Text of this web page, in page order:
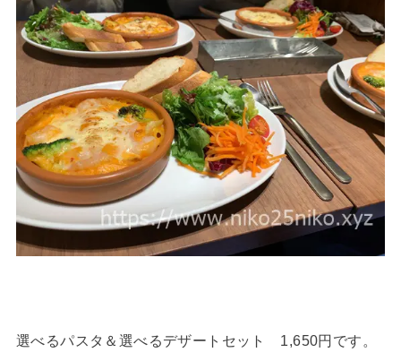
選べるパスタ＆選べるデザートセット 1,650円です。